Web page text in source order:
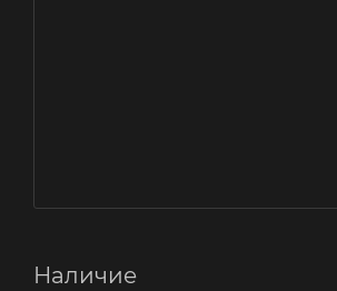
Наличие